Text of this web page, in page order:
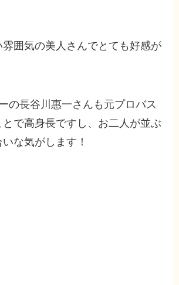
囲気の美人さんでとても好感が
の長谷川惠一さんも元プロバス
で高身長ですし、お二人が並ぶ
な気がします！